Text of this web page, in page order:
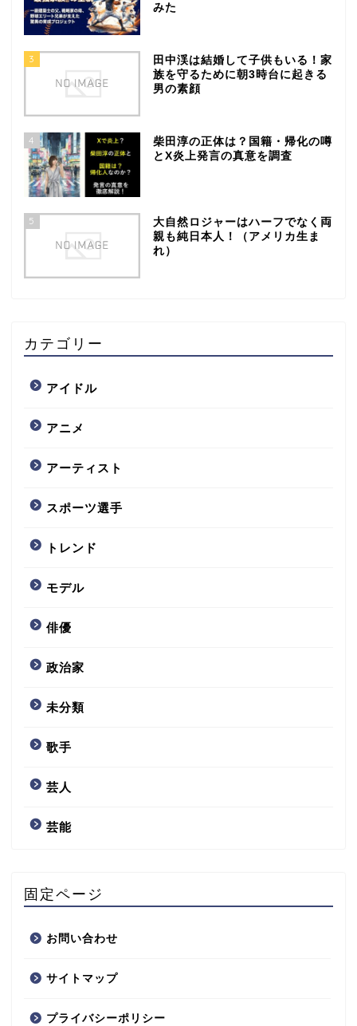
みた
3
田中渓は結婚して子供もいる！家
族を守るために朝3時台に起きる
男の素顔
4
柴田淳の正体は？国籍・帰化の噂
とX炎上発言の真意を調査
5
大自然ロジャーはハーフでなく両
親も純日本人！（アメリカ生ま
れ）
カテゴリー
アイドル
アニメ
アーティスト
スポーツ選手
トレンド
モデル
俳優
政治家
未分類
歌手
芸人
芸能
固定ページ
お問い合わせ
サイトマップ
プライバシーポリシー